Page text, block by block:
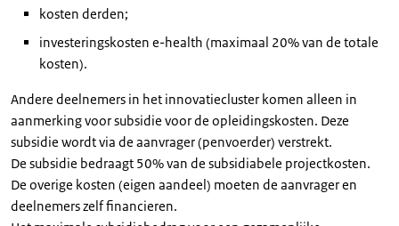
kosten derden;
investeringskosten e-health (maximaal 20% van de totale
kosten).
Andere deelnemers in het innovatiecluster komen alleen in
aanmerking voor subsidie voor de opleidingskosten. Deze
subsidie wordt via de aanvrager (penvoerder) verstrekt.
De subsidie bedraagt 50% van de subsidiabele projectkosten.
De overige kosten (eigen aandeel) moeten de aanvrager en
deelnemers zelf financieren.